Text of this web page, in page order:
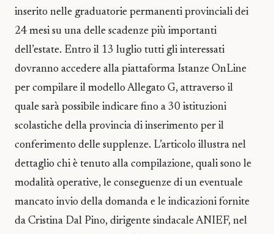
inserito nelle graduatorie permanenti provinciali dei
24 mesi su una delle scadenze più importanti
dell’estate. Entro il 13 luglio tutti gli interessati
dovranno accedere alla piattaforma Istanze OnLine
per compilare il modello Allegato G, attraverso il
quale sarà possibile indicare fino a 30 istituzioni
scolastiche della provincia di inserimento per il
conferimento delle supplenze. L’articolo illustra nel
dettaglio chi è tenuto alla compilazione, quali sono le
modalità operative, le conseguenze di un eventuale
mancato invio della domanda e le indicazioni fornite
da Cristina Dal Pino, dirigente sindacale ANIEF, nel